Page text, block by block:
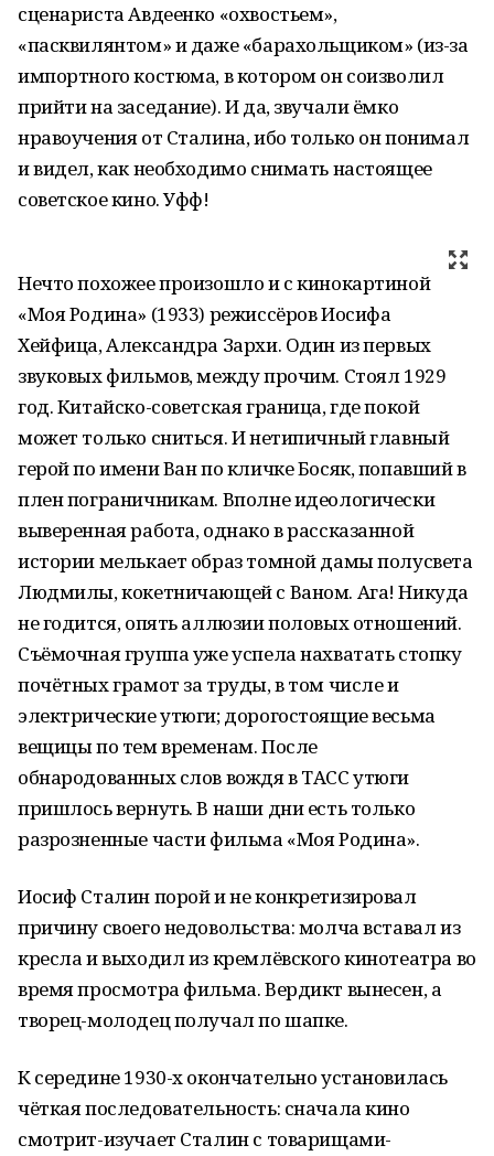
сценариста Авдеенко «охвостьем»,
«пасквилянтом» и даже «барахольщиком» (из-за
импортного костюма, в котором он соизволил
прийти на заседание). И да, звучали ёмко
нравоучения от Сталина, ибо только он понимал
и видел, как необходимо снимать настоящее
советское кино. Уфф!
Нечто похожее произошло и с кинокартиной
«Моя Родина» (1933) режиссёров Иосифа
Хейфица, Александра Зархи. Один из первых
звуковых фильмов, между прочим. Стоял 1929
год. Китайско-советская граница, где покой
может только сниться. И нетипичный главный
герой по имени Ван по кличке Босяк, попавший в
плен пограничникам. Вполне идеологически
выверенная работа, однако в рассказанной
истории мелькает образ томной дамы полусвета
Людмилы, кокетничающей с Ваном. Ага! Никуда
не годится, опять аллюзии половых отношений.
Съёмочная группа уже успела нахватать стопку
почётных грамот за труды, в том числе и
электрические утюги; дорогостоящие весьма
вещицы по тем временам. После
обнародованных слов вождя в ТАСС утюги
пришлось вернуть. В наши дни есть только
разрозненные части фильма «Моя Родина».
Иосиф Сталин порой и не конкретизировал
причину своего недовольства: молча вставал из
кресла и выходил из кремлёвского кинотеатра во
время просмотра фильма. Вердикт вынесен, а
творец-молодец получал по шапке.
К середине 1930-х окончательно установилась
чёткая последовательность: сначала кино
смотрит-изучает Сталин с товарищами-